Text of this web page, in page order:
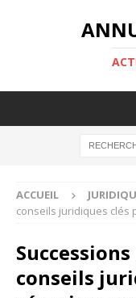
ACCUEIL
conseils juridiques clés
conseils